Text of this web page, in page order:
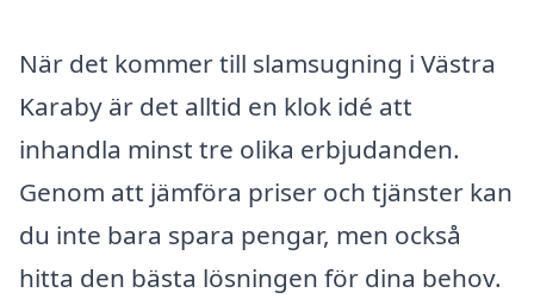
När det kommer till slamsugning i Västra
Karaby är det alltid en klok idé att
inhandla minst tre olika erbjudanden.
Genom att jämföra priser och tjänster kan
du inte bara spara pengar, men också
hitta den bästa lösningen för dina behov.